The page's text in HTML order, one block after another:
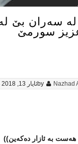
سه‌ران بێ
سورمێ
by Nazhad ئایار 13, 2018
به‌ ئازار ده‌كه‌ین))